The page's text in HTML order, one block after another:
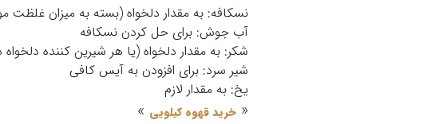
نسکافه: به مقدار دلخواه (بسته به میزان غلظت
آب جوش: برای حل کردن نسکافه
شکر: به مقدار دلخواه (یا هر شیرین کننده دلخواه
شیر سرد: برای افزودن به آیس کافی
یخ: به مقدار لازم
« خرید قهوه کیلویی »